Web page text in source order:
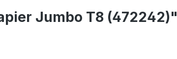
Jumbo T8 (472242)"